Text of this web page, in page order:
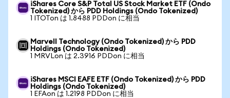
iShares Core S&P Total US Stock Market ETF (Ondo
Tokenized) から PDD Holdings (Ondo Tokenized)
1 ITOTon は 1.8488 PDDon に相当
Marvell Technology (Ondo Tokenized) から PDD
Holdings (Ondo Tokenized)
1 MRVLon は 2.3916 PDDon に相当
iShares MSCI EAFE ETF (Ondo Tokenized) から PDD
Holdings (Ondo Tokenized)
1 EFAon は 1.2198 PDDon に相当